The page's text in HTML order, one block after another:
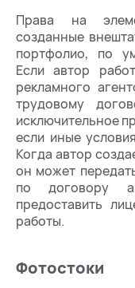
Права на
созданные
портфолио, по
Если автор
рекламного
трудовому
исключительное
если иные
Когда автор
он может
по договору
предоставить
работы.
Фотостоки